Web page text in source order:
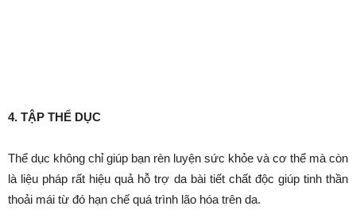
4. TẬP THỂ DỤC
Thể dục không chỉ giúp bạn rèn luyện sức khỏe và cơ thể mà còn
là liệu pháp rất hiệu quả hỗ trợ da bài tiết chất độc giúp tinh thần
thoải mái từ đó hạn chế quá trình lão hóa trên da.